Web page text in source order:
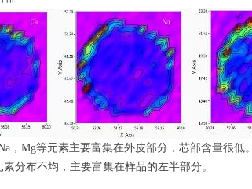
， Mg等元素主要富集在外皮部分，芯部含量很低。
素分布不均，主要富集在样品的左半部分。